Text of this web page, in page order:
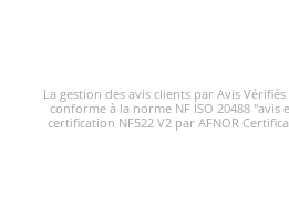
La gestion des avis clients par Avis
conforme à la norme NF ISO 20488
certification NF522 V2 par AFNOR